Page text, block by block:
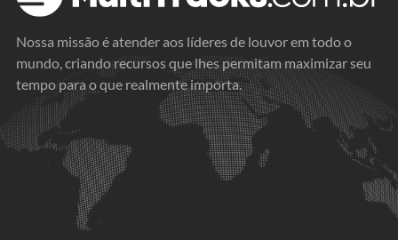
Nossa missão é atender aos líderes de louvor em todo o
mundo, criando recursos que lhes permitam maximizar seu
tempo para o que realmente importa.